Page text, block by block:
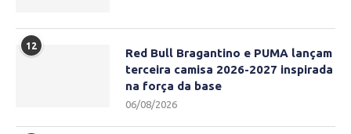
12
Red Bull Bragantino e PUMA lançam
terceira camisa 2026-2027 inspirada
na força da base
06/08/2026